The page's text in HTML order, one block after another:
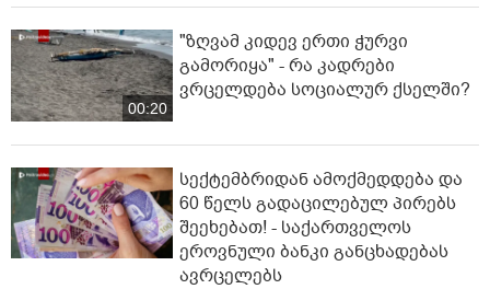
00:20
"ზღვამ კიდევ ერთი ჭურვი
გამორიყა" - რა კადრები
ვრცელდება სოციალურ ქსელში?
სექტემბრიდან ამოქმედდება და
60 წელს გადაცილებულ პირებს
შეეხებათ! - საქართველოს
ეროვნული ბანკი განცხადებას
ავრცელებს